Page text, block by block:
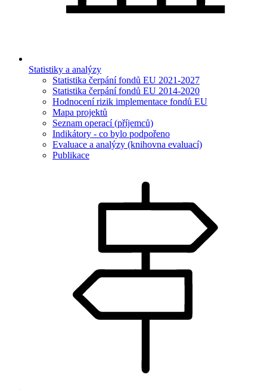
Statistiky a analýzy
Statistika čerpání fondů EU 2021-2027
Statistika čerpání fondů EU 2014-2020
Hodnocení rizik implementace fondů EU
Mapa projektů
Seznam operací (příjemců)
Indikátory - co bylo podpořeno
Evaluace a analýzy (knihovna evaluací)
Publikace